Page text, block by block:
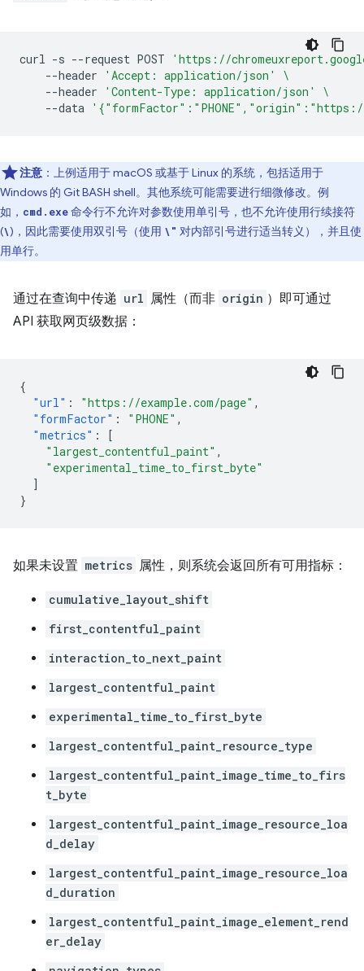
curl -s --request POST
'https://
--header
'Accept: application/json'
\
--header
'Content-Type: application/json'
\
--data
注意 ：上例适用于 macOS 或基于 Linux 的系统，包括适用于
Windows 的 Git BASH shell。其他系统可能需要进行细微修改。例
如， cmd.exe命令行不允许对参数使用单引号，也不允许使用行续接符
(\)，因此需要使用双引号（使用 \" 对内部引号进行适当转义），并且使
用单行。
通过在查询中传递 url 属性（而非 origin ）即可通过
API 获取网页级数据：
{
"url" : "https://example.com/page" ,
"formFactor" : "PHONE" ,
"metrics" :
[
"largest_contentful_paint" ,
"experimental_time_to_first_byte"
]
}
如果未设置 metrics 属性，则系统会返回所有可用指标：
cumulative_layout_shift
first_contentful_paint
interaction_to_next_paint
largest_contentful_paint
experimental_time_to_first_byte
largest_contentful_paint_resource_type
largest_contentful_paint_image_time_to_firs
t_byte
largest_contentful_paint_image_resource_loa
d_delay
largest_contentful_paint_image_resource_loa
d_duration
largest_contentful_paint_image_element_rend
er_delay